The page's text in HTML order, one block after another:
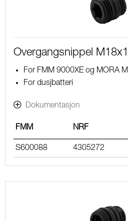
Overgangsnippel
For FMM 9000XE og MORA
For dusjbatteri
Dokumentasjon
FMM NRF
S600088 4305272